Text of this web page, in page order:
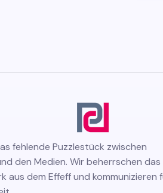
fehlende Puzzlestück zwischen
den Medien. Wir beherrschen das
aus dem Effeff und kommunizieren